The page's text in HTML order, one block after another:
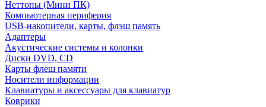
Неттопы (Мини ПК)
Компьютерная периферия
USB-накопители, карты, флэш память
Адаптеры
Акустические системы и колонки
Диски DVD, CD
Карты флеш памяти
Носители информации
Клавиатуры и аксессуары для клавиатур
Коврики